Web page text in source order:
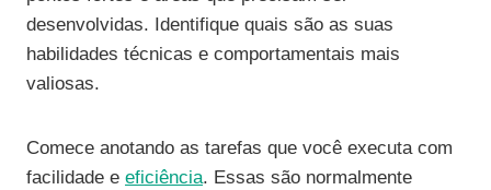
desenvolvidas. Identifique quais são as suas
habilidades técnicas e comportamentais mais
valiosas.
Comece anotando as tarefas que você executa com
facilidade e eficiência. Essas são normalmente